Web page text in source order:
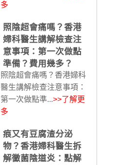
多
照陰超會痛嗎？香港
婦科醫生講解檢查注
意事項：第一次做點
準備？費用幾多？
照陰超會痛嗎？香港婦科
醫生講解檢查注意事項：
第一次做點準...>>了解更
多
痕又有豆腐渣分泌
物？香港婦科醫生拆
解黴菌陰道炎：點解